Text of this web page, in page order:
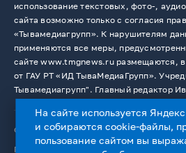
использование текстовых, фото-,
сайта возможно только с согласия
«Тывамедиагрупп». К нарушителям
применяются все меры,
сайте www.tmgnews.ru размещаются,
от ГАУ РТ «ИД ТываМедиаГрупп».
Тывамедиагрупп". Главный редактор
© 2026. Все права защищены.
12+
Пользовательское соглашение
На сайте используется
и собираются cookie-файлы,
пользование сайтом вы